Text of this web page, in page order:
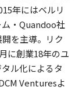
年にはベルリ
・Quandoo社
を主導。リク
に創業18年のユ
ル化によるタ
Venturesよ